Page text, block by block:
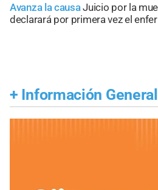
Avanza la causaJuicio por la
declarará por primera vez el
+ Información General